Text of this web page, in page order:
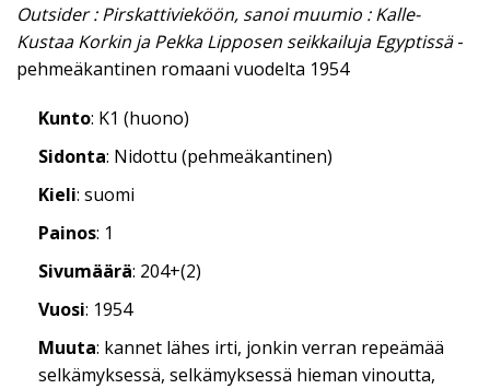
Outsider : Pirskattivieköön, sanoi muumio : Kalle-
Kustaa Korkin ja Pekka Lipposen seikkailuja Egyptissä-
pehmeäkantinen romaani vuodelta 1954
Kunto: K1 (huono)
Sidonta: Nidottu (pehmeäkantinen)
Kieli: suomi
Painos: 1
Sivumäärä: 204+(2)
Vuosi: 1954
Muuta: kannet lähes irti, jonkin verran repeämää
selkämyksessä, selkämyksessä hieman vinoutta,